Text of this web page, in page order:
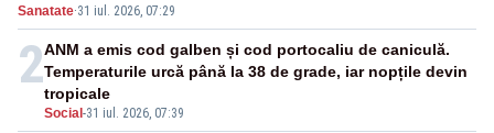
Sanatate·31 iul. 2026, 07:29
2
Social -31 iul. 2026, 07:39
ANM a emis cod galben și cod portocaliu de caniculă.
Temperaturile urcă până la 38 de grade, iar nopțile devin
tropicale